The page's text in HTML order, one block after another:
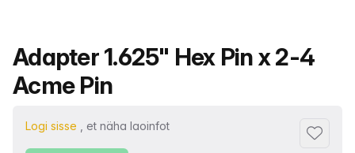
Toote nimi
Adapter 1.625" Hex Pin x 2-4
Acme Pin
Logi sisse , et näha laoinfot
Lisa